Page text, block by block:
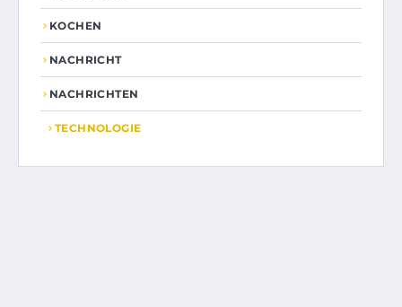
KOCHEN
NACHRICHT
NACHRICHTEN
TECHNOLOGIE